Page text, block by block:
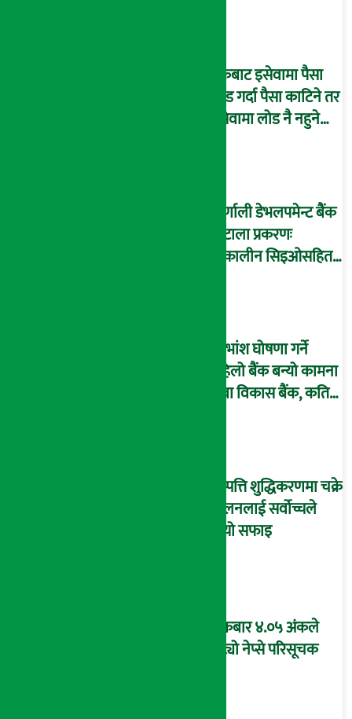
बैंकबाट इसेवामा पैसा
लोड गर्दा पैसा काटिने तर
इसेवामा लोड नै नहुने
कर्णाली डेभलपमेन्ट बैंक
घोटाला प्रकरणः
तत्कालीन सिइओसहित
लाभांश घोषणा गर्ने
पहिलो बैंक बन्यो कामना
सेवा विकास बैंक, कति
सम्पत्ति शुद्धिकरणमा चक्रे
मिलनलाई सर्वोच्चले
दियो सफाइ
शुक्रबार ४.०५ अंकले
घट्यो नेप्से परिसूचक